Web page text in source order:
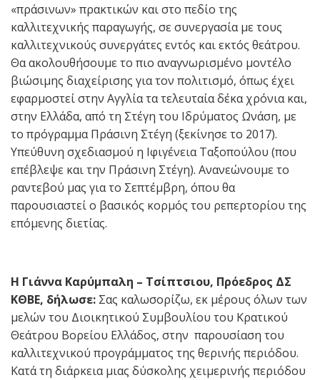
«πράσινων» πρακτικών και στο πεδίο της
καλλιτεχνικής παραγωγής, σε συνεργασία με τους
καλλιτεχνικούς συνεργάτες εντός και εκτός θεάτρου.
Θα ακολουθήσουμε το πιο αναγνωρισμένο μοντέλο
βιώσιμης διαχείρισης για τον πολιτισμό, όπως έχει
εφαρμοστεί στην Αγγλία τα τελευταία δέκα χρόνια και,
στην Ελλάδα, από τη Στέγη του Ιδρύματος Ωνάση, με
το πρόγραμμα Πράσινη Στέγη (ξεκίνησε το 2017).
Υπεύθυνη σχεδιασμού η Ιφιγένεια Ταξοπούλου (που
επέβλεψε και την Πράσινη Στέγη). Ανανεώνουμε το
ραντεβού μας για το Σεπτέμβρη, όπου θα
παρουσιαστεί ο βασικός κορμός του ρεπερτορίου της
επόμενης διετίας.
Η Γιάννα Καρύμπαλη – Τσίπτσιου, Πρόεδρος ΔΣ
ΚΘΒΕ, δήλωσε: Σας καλωσορίζω, εκ μέρους όλων των
μελών του Διοικητικού Συμβουλίου του Κρατικού
Θεάτρου Βορείου Ελλάδος, στην παρουσίαση του
καλλιτεχνικού προγράμματος της θερινής περιόδου.
Κατά τη διάρκεια μιας δύσκολης χειμερινής περιόδου